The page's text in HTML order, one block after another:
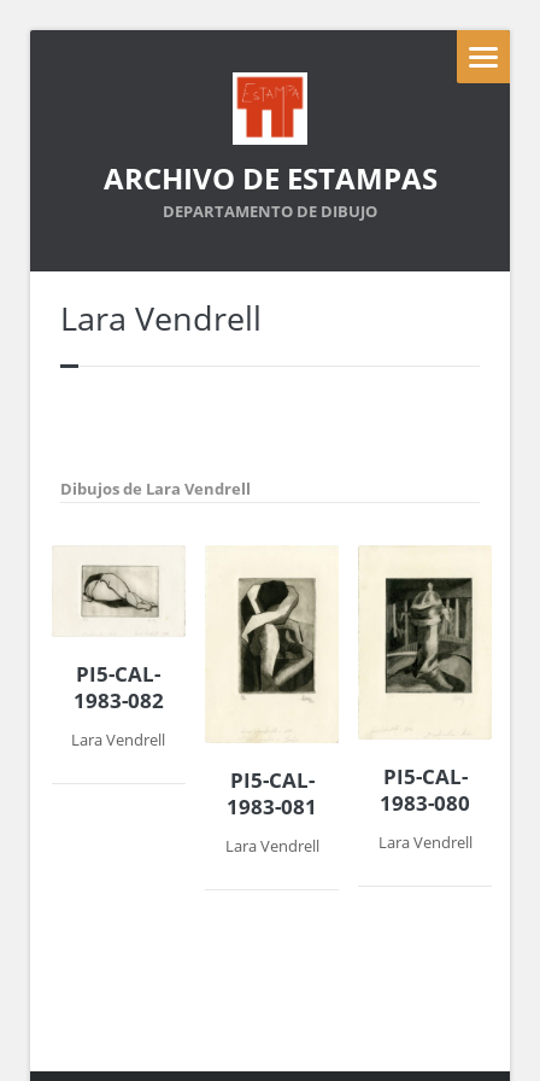
ARCHIVO DE ESTAMPAS
DEPARTAMENTO DE DIBUJO
Lara Vendrell
Dibujos de Lara Vendrell
PI5-CAL-
1983-082
Lara Vendrell
PI5-CAL-
1983-081
Lara Vendrell
PI5-CAL-
1983-080
Lara Vendrell